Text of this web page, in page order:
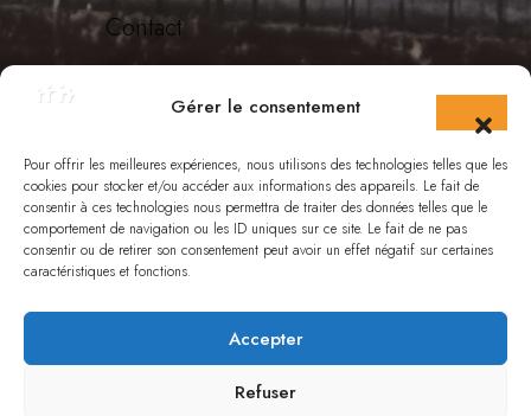
Gérer le consentement
Pour offrir les meilleures expériences, nous utilisons des technologies telles que les
cookies pour stocker et/ou accéder aux informations des appareils. Le fait de
consentir à ces technologies nous permettra de traiter des données telles que le
comportement de navigation ou les ID uniques sur ce site. Le fait de ne pas
consentir ou de retirer son consentement peut avoir un effet négatif sur certaines
caractéristiques et fonctions.
Accepter
Refuser
Contact
Boutique
Brochures
Incontournables
Billetterie